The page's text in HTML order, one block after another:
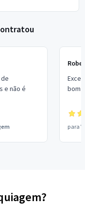
e não é
bom
para